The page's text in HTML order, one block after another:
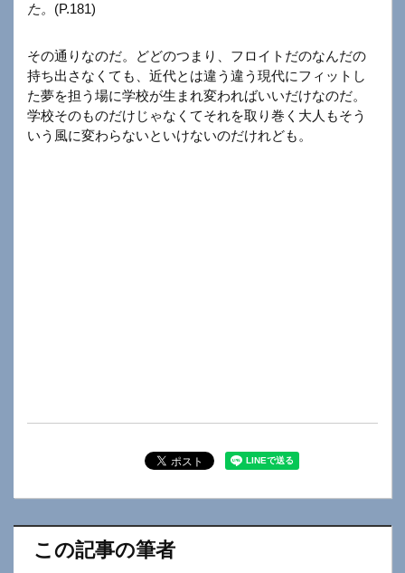
た。 (P.181)
その通りなのだ。どどのつまり、フロイトだのなんだの
持ち出さなくても、近代とは違う違う現代にフィットし
た夢を担う場に学校が生まれ変わればいいだけなのだ。
学校そのものだけじゃなくてそれを取り巻く大人もそう
いう風に変わらないといけないのだけれども。
この記事の筆者